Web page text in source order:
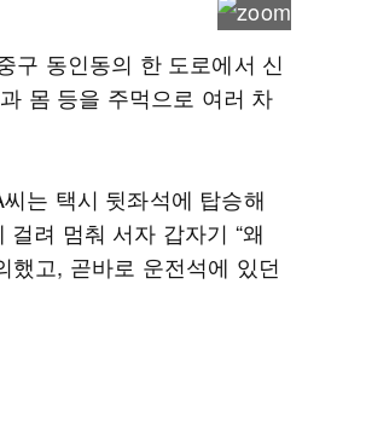
구 동인동의 한 도로에서 신
몸 등을 주먹으로 여러 차
는 택시 뒷좌석에 탑승해
려 멈춰 서자 갑자기 “왜
했고, 곧바로 운전석에 있던